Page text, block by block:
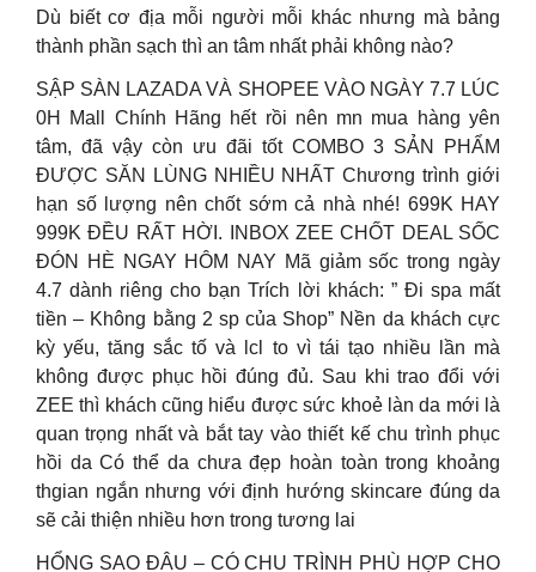
Dù biết cơ địa mỗi người mỗi khác nhưng mà bảng
thành phần sạch thì an tâm nhất phải không nào?
SẬP SÀN LAZADA VÀ SHOPEE VÀO NGÀY 7.7 LÚC
0H Mall Chính Hãng hết rồi nên mn mua hàng yên
tâm, đã vậy còn ưu đãi tốt COMBO 3 SẢN PHẨM
ĐƯỢC SĂN LÙNG NHIỀU NHẤT Chương trình giới
hạn số lượng nên chốt sớm cả nhà nhé! 699K HAY
999K ĐỀU RẤT HỜI. INBOX ZEE CHỐT DEAL SỐC
ĐÓN HÈ NGAY HÔM NAY Mã giảm sốc trong ngày
4.7 dành riêng cho bạn Trích lời khách: ” Đi spa mất
tiền – Không bằng 2 sp của Shop” Nền da khách cực
kỳ yếu, tăng sắc tố và lcl to vì tái tạo nhiều lần mà
không được phục hồi đúng đủ. Sau khi trao đổi với
ZEE thì khách cũng hiểu được sức khoẻ làn da mới là
quan trọng nhất và bắt tay vào thiết kế chu trình phục
hồi da Có thể da chưa đẹp hoàn toàn trong khoảng
thgian ngắn nhưng với định hướng skincare đúng da
sẽ cải thiện nhiều hơn trong tương lai
HỔNG SAO ĐÂU – CÓ CHU TRÌNH PHÙ HỢP CHO